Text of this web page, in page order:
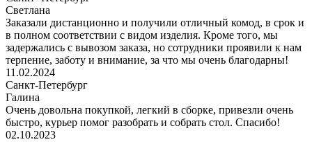
Светлана
Заказали дистанционно и получили отличный комод, в срок и
в полном соответствии с видом изделия. Кроме того, мы
задержались с вывозом заказа, но сотрудники проявили к нам
терпение, заботу и внимание, за что мы очень благодарны!
11.02.2024
Санкт-Петербург
Галина
Очень довольна покупкой, легкий в сборке, привезли очень
быстро, курьер помог разобрать и собрать стол. Спасибо!
02.10.2023